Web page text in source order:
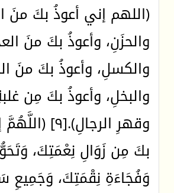
(اللهم إني أعوذُ بكَ منَ
والحزَنِ، وأعوذُ بكَ منَ
والكسلِ، وأعوذُ بكَ منَ
والبخلِ، وأعوذُ بكَ مِن
وقهرِ
بكَ مِن زَوَالِ نِعْمَتِكَ،
وَفُجَاءَةِ نِقْمَتِكَ،